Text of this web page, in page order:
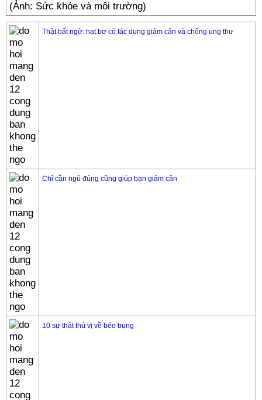
(Ảnh: Sức khỏe và môi trường)
Thật bất ngờ: hạt bơ có tác dụng giảm cân và chống ung thư
Chỉ cần ngủ đúng cũng giúp bạn giảm cân
10 sự thật thú vị về béo bụng